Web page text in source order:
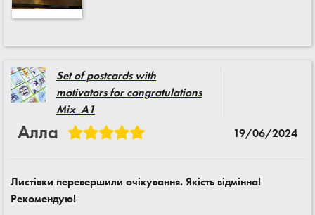
Set of postcards with
motivators for congratulations
Mix_A1
Алла 19/06/2024
Листівки перевершили очікування. Якість відмінна!
Рекомендую!